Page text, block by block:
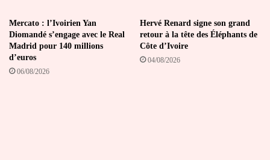
Mercato : l’Ivoirien Yan
Diomandé s’engage avec le Real
Madrid pour 140 millions
d’euros
06/08/2026
Hervé Renard signe son grand
retour à la tête des Éléphants de
Côte d’Ivoire
04/08/2026